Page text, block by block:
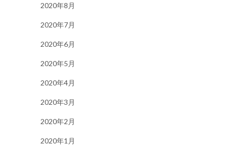
2020年8月
2020年7月
2020年6月
2020年5月
2020年4月
2020年3月
2020年2月
2020年1月